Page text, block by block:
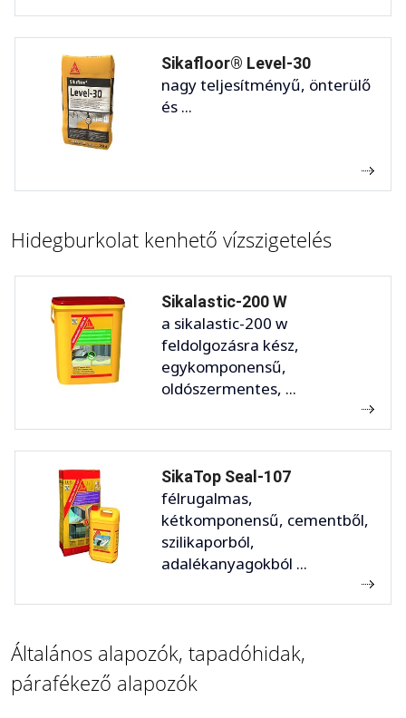
Sikafloor® Level-30
nagy teljesítményű, önterülő
és ...
Hidegburkolat kenhető vízszigetelés
Sikalastic-200 W
a sikalastic-200 w
feldolgozásra kész,
egykomponensű,
oldószermentes, ...
SikaTop Seal-107
félrugalmas,
kétkomponensű, cementből,
szilikaporból,
adalékanyagokból ...
Általános alapozók, tapadóhidak,
párafékező alapozók